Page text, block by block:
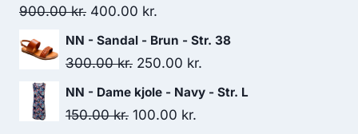
149.95 kr..80.00 kr..
900.00kr. Original
price
was:
400.00 kr.
price
is:
NN - Sandal - Brun - Str. 38
300.00kr. Original
price
was:
250.00 kr.
price
NN - Dame kjole - Navy - Str. L
150.00kr. Original
100.00 kr.